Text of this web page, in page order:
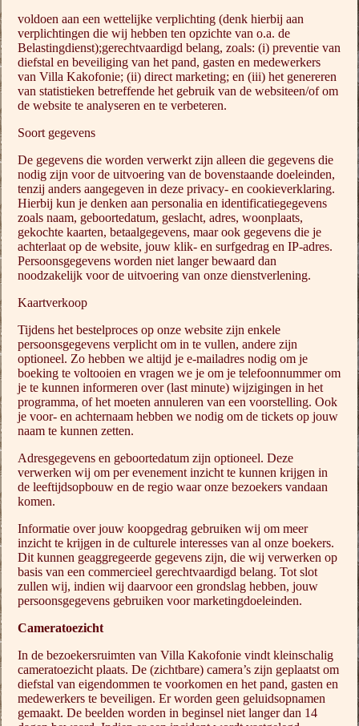
voldoen aan een wettelijke verplichting (denk hierbij aan
verplichtingen die wij hebben ten opzichte van o.a. de
Belastingdienst);gerechtvaardigd belang, zoals: (i) preventie van
diefstal en beveiliging van het pand, gasten en medewerkers
van Villa Kakofonie; (ii) direct marketing; en (iii) het genereren
van statistieken betreffende het gebruik van de websiteen/of om
de website te analyseren en te verbeteren.
Soort gegevens
De gegevens die worden verwerkt zijn alleen die gegevens die
nodig zijn voor de uitvoering van de bovenstaande doeleinden,
tenzij anders aangegeven in deze privacy- en cookieverklaring.
Hierbij kun je denken aan personalia en identificatiegegevens
zoals naam, geboortedatum, geslacht, adres, woonplaats,
gekochte kaarten, betaalgegevens, maar ook gegevens die je
achterlaat op de website, jouw klik- en surfgedrag en IP-adres.
Persoonsgegevens worden niet langer bewaard dan
noodzakelijk voor de uitvoering van onze dienstverlening.
Kaartverkoop
Tijdens het bestelproces op onze website zijn enkele
persoonsgegevens verplicht om in te vullen, andere zijn
optioneel. Zo hebben we altijd je e-mailadres nodig om je
boeking te voltooien en vragen we je om je telefoonnummer om
je te kunnen informeren over (last minute) wijzigingen in het
programma, of het moeten annuleren van een voorstelling. Ook
je voor- en achternaam hebben we nodig om de tickets op jouw
naam te kunnen zetten.
Adresgegevens en geboortedatum zijn optioneel. Deze
verwerken wij om per evenement inzicht te kunnen krijgen in
de leeftijdsopbouw en de regio waar onze bezoekers vandaan
komen.
Informatie over jouw koopgedrag gebruiken wij om meer
inzicht te krijgen in de culturele interesses van al onze boekers.
Dit kunnen geaggregeerde gegevens zijn, die wij verwerken op
basis van een commercieel gerechtvaardigd belang. Tot slot
zullen wij, indien wij daarvoor een grondslag hebben, jouw
persoonsgegevens gebruiken voor marketingdoeleinden.
Cameratoezicht
In de bezoekersruimten van Villa Kakofonie vindt kleinschalig
cameratoezicht plaats. De (zichtbare) camera’s zijn geplaatst om
diefstal van eigendommen te voorkomen en het pand, gasten en
medewerkers te beveiligen. Er worden geen geluidsopnamen
gemaakt. De beelden worden in beginsel niet langer dan 14